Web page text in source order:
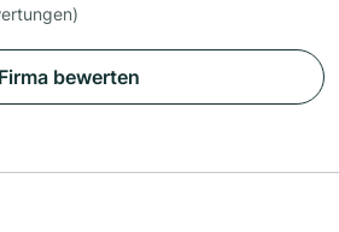
Firma bewerten